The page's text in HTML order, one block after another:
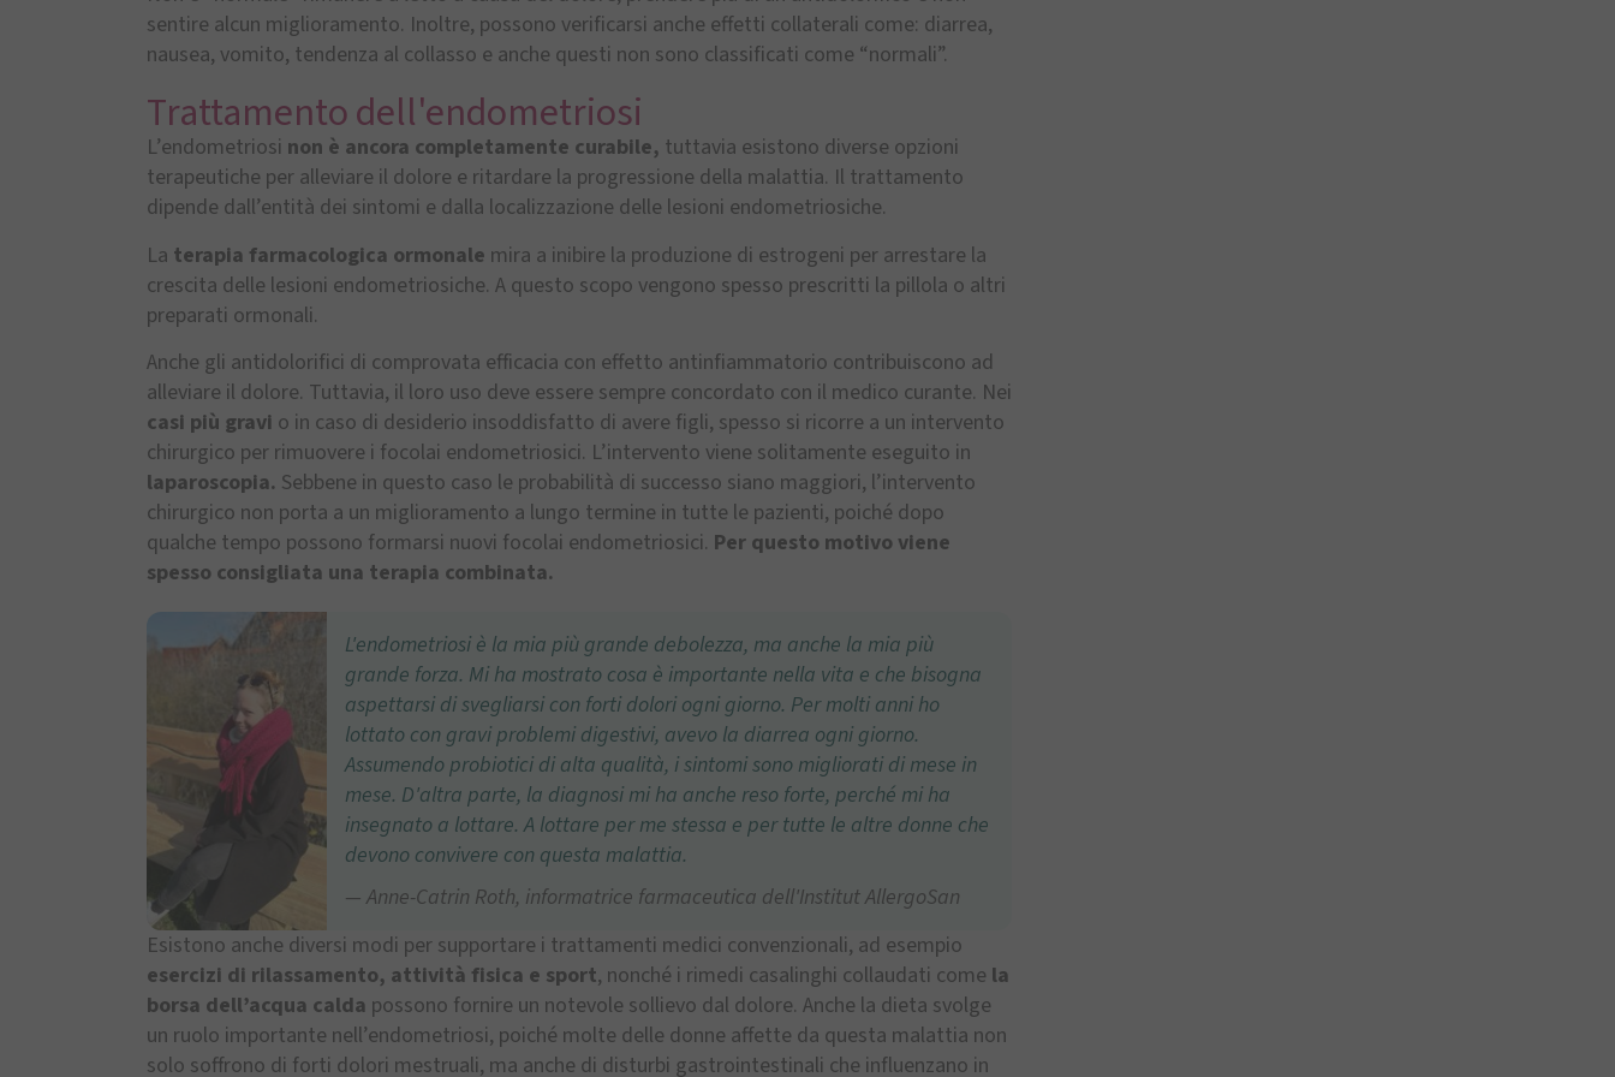
sentire alcun miglioramento. Inoltre, possono verificarsi anche effetti collaterali come: diarrea,
nausea, vomito, tendenza al collasso e anche questi non sono classificati come “normali”.
Trattamento dell'endometriosi
L’endometriosi non è ancora completamente curabile, tuttavia esistono diverse opzioni
terapeutiche per alleviare il dolore e ritardare la progressione della malattia. Il trattamento
dipende dall’entità dei sintomi e dalla localizzazione delle lesioni endometriosiche.
La terapia farmacologica ormonale mira a inibire la produzione di estrogeni per arrestare la
crescita delle lesioni endometriosiche. A questo scopo vengono spesso prescritti la pillola o altri
preparati ormonali.
Anche gli antidolorifici di comprovata efficacia con effetto antinfiammatorio contribuiscono ad
alleviare il dolore. Tuttavia, il loro uso deve essere sempre concordato con il medico curante. Nei
casi più gravi o in caso di desiderio insoddisfatto di avere figli, spesso si ricorre a un intervento
chirurgico per rimuovere i focolai endometriosici. L’intervento viene solitamente eseguito in
laparoscopia. Sebbene in questo caso le probabilità di successo siano maggiori, l’intervento
chirurgico non porta a un miglioramento a lungo termine in tutte le pazienti, poiché dopo
qualche tempo possono formarsi nuovi focolai endometriosici. Per questo motivo viene
spesso consigliata una terapia combinata.
L'endometriosi è la mia più grande debolezza, ma anche la mia più
grande forza. Mi ha mostrato cosa è importante nella vita e che bisogna
aspettarsi di svegliarsi con forti dolori ogni giorno. Per molti anni ho
lottato con gravi problemi digestivi, avevo la diarrea ogni giorno.
Assumendo probiotici di alta qualità, i sintomi sono migliorati di mese in
mese. D'altra parte, la diagnosi mi ha anche reso forte, perché mi ha
insegnato a lottare. A lottare per me stessa e per tutte le altre donne che
devono convivere con questa malattia.
Anne-Catrin Roth, informatrice farmaceutica dell'Institut AllergoSan
Esistono anche diversi modi per supportare i trattamenti medici convenzionali, ad esempio
esercizi di rilassamento, attività fisica e sport, nonché i rimedi casalinghi collaudati come la
borsa dell’acqua calda possono fornire un notevole sollievo dal dolore. Anche la dieta svolge
un ruolo importante nell’endometriosi, poiché molte delle donne affette da questa malattia non
solo soffrono di forti dolori mestruali, ma anche di disturbi gastrointestinali che influenzano in